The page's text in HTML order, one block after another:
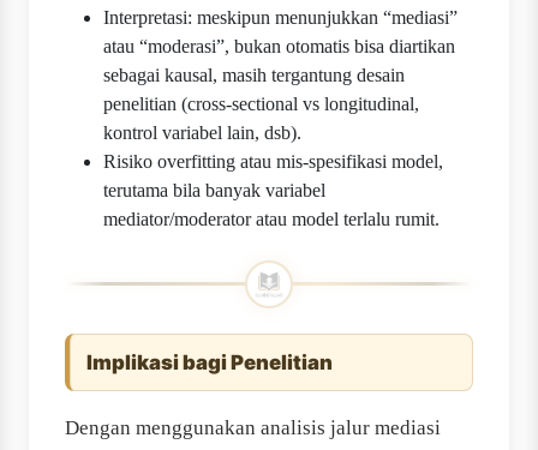
Interpretasi: meskipun menunjukkan “mediasi”
atau “moderasi”, bukan otomatis bisa diartikan
sebagai kausal, masih tergantung desain
penelitian (cross-sectional vs longitudinal,
kontrol variabel lain, dsb).
Risiko overfitting atau mis-spesifikasi model,
terutama bila banyak variabel
mediator/moderator atau model terlalu rumit.
Implikasi bagi Penelitian
Dengan menggunakan analisis jalur mediasi